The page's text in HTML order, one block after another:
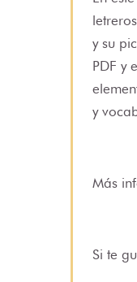
y su
PDF y
y
Más
Si te